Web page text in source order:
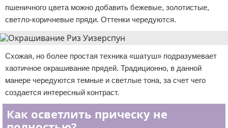
пшеничного цвета можно добавить бежевые, золотистые,
светло-коричневые пряди. Оттенки чередуются.
Схожая, но более простая техника «шатуш» подразумевает
хаотичное окрашивание прядей. Традиционно, в данной
манере чередуются темные и светлые тона, за счет чего
создается интересный контраст.
Как осветлить прическу не